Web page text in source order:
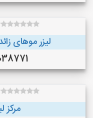
لیزر موهای
مرکز